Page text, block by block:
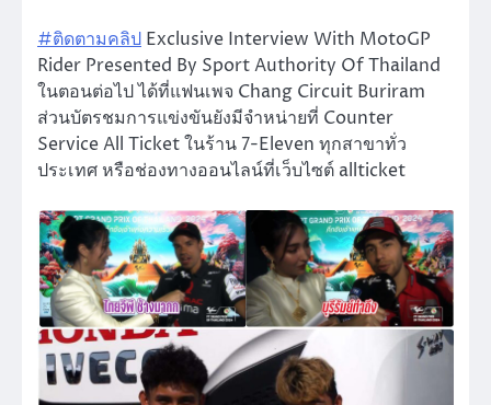
#ติดตามคลิป Exclusive Interview With MotoGP
Rider Presented By Sport Authority Of Thailand
ในตอนต่อไป ได้ที่แฟนเพจ Chang Circuit Buriram
ส่วนบัตรชมการแข่งขันยังมีจำหน่ายที่ Counter
Service All Ticket ในร้าน 7-Eleven ทุกสาขาทั่ว
ประเทศ หรือช่องทางออนไลน์ที่เว็บไซต์ allticket